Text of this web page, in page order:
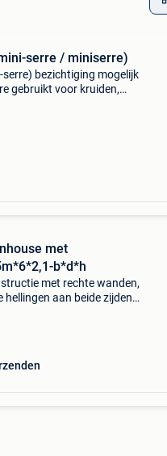
serre / miniserre)
serre) bezichtiging mogelijk
gebruikt voor kruiden,
met
b*d*h
met rechte wanden,
hellingen aan beide zijden